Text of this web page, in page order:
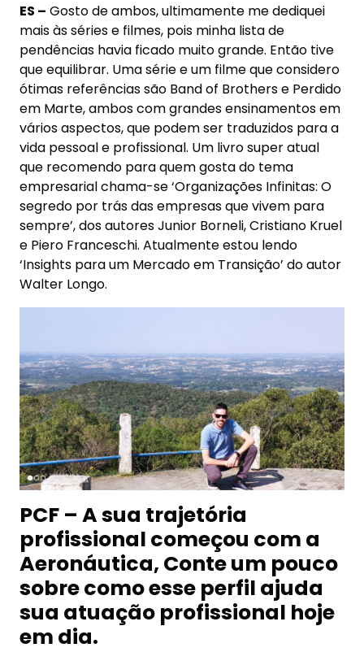
ES – Gosto de ambos, ultimamente me dediquei
mais às séries e filmes, pois minha lista de
pendências havia ficado muito grande. Então tive
que equilibrar. Uma série e um filme que considero
ótimas referências são Band of Brothers e Perdido
em Marte, ambos com grandes ensinamentos em
vários aspectos, que podem ser traduzidos para a
vida pessoal e profissional. Um livro super atual
que recomendo para quem gosta do tema
empresarial chama-se ‘Organizações Infinitas: O
segredo por trás das empresas que vivem para
sempre’, dos autores Junior Borneli, Cristiano Kruel
e Piero Franceschi. Atualmente estou lendo
‘Insights para um Mercado em Transição’ do autor
Walter Longo.
PCF – A sua trajetória
profissional começou com a
Aeronáutica, Conte um pouco
sobre como esse perfil ajuda
sua atuação profissional hoje
em dia.